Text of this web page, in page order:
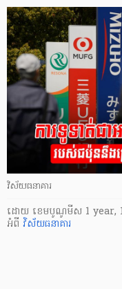
វិស័យធនាគារ
ដោយ ​ ខេមបូណូមីស 1 year,
អំពី វិស័យធនាគារ